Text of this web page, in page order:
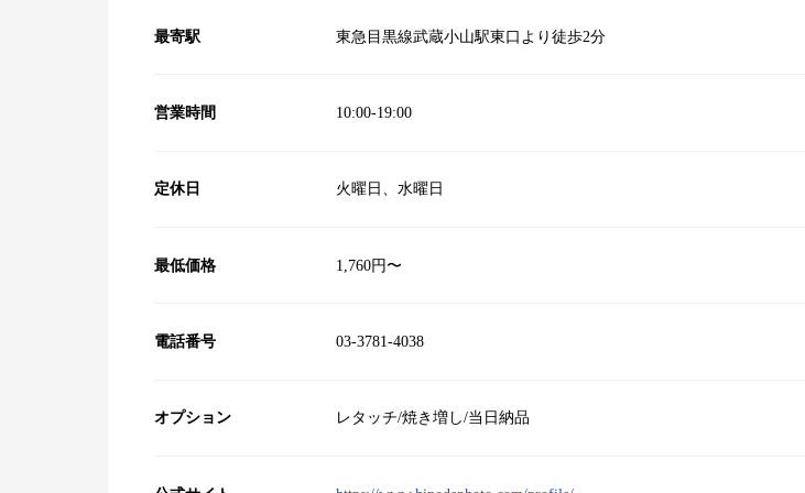
最寄駅 東急目黒線武蔵小山駅東口より徒歩2分
営業時間 10:00‐19:00
定休日 火曜日、水曜日
最低価格 1,760円〜
電話番号 03-3781-4038
オプション レタッチ/焼き増し/当日納品